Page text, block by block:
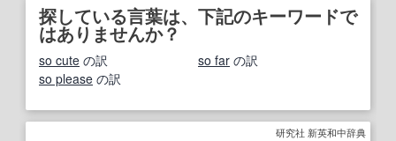
探している言葉は、下記のキーワードで
はありませんか？
so cute の訳 so far の訳
so please の訳
研究社 新英和中辞典